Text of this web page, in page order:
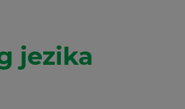
jezika